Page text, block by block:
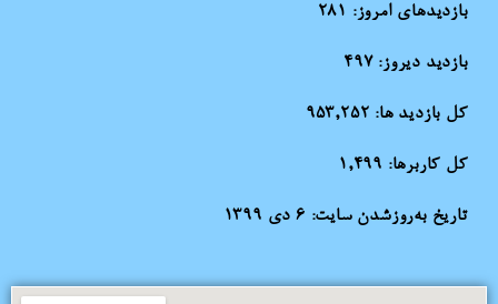
بازدیدهای امروز: 281
بازدید دیروز:497
کل بازدید ها: 953,252
کل کاربرها: 1,499
تاریخ به‌روزشدن سایت: ۶ دی ۱۳۹۹